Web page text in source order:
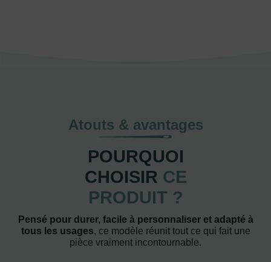
Atouts & avantages
POURQUOI
CHOISIR CE
PRODUIT ?
Pensé pour durer, facile à personnaliser et adapté à
tous les usages, ce modèle réunit tout ce qui fait une
pièce vraiment incontournable.